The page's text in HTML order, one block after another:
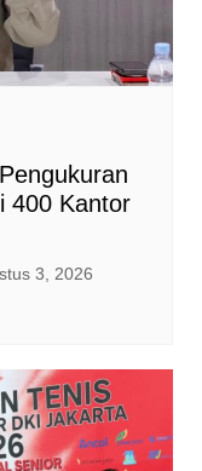
400 Kantor
3, 2026